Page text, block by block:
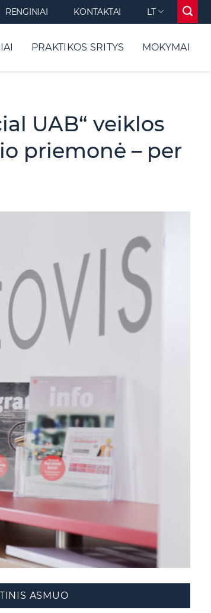
RENGINIAI KONTAKTAI LT
PRAKTIKOS SRITYS MOKYMAI
UAB“ veiklos
priemonė – per
ASMUO